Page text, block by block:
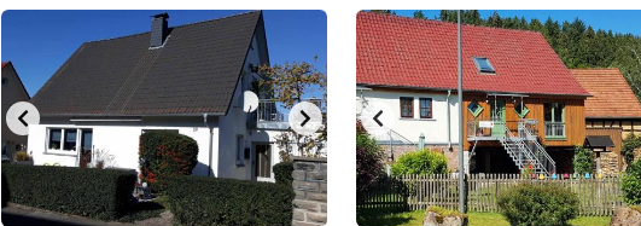
question
mark
key
to
get
the